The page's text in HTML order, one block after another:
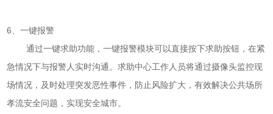
6、一键报警
通过一键求助功能，一键报警模块可以直接按下求助按钮，在紧
急情况下与报警人实时沟通。求助中心工作人员将通过摄像头监控现
场情况，及时处理突发恶性事件，防止风险扩大，有效解决公共场所
孝流安全问题，实现安全城市。